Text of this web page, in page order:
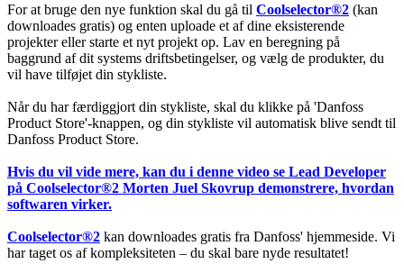
For at bruge den nye funktion skal du gå til Coolselector®2 (kan
downloades gratis) og enten uploade et af dine eksisterende
projekter eller starte et nyt projekt op. Lav en beregning på
baggrund af dit systems driftsbetingelser, og vælg de produkter, du
vil have tilføjet din stykliste.
Når du har færdiggjort din stykliste, skal du klikke på 'Danfoss
Product Store'-knappen, og din stykliste vil automatisk blive sendt til
Danfoss Product Store.
Hvis du vil vide mere, kan du i denne video se Lead Developer
på Coolselector®2 Morten Juel Skovrup demonstrere, hvordan
softwaren virker.
Coolselector®2 kan downloades gratis fra Danfoss' hjemmeside. Vi
har taget os af kompleksiteten – du skal bare nyde resultatet!